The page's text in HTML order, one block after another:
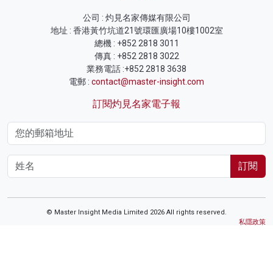
公司 : 灼見名家傳媒有限公司
地址 : 香港黃竹坑道21號環匯廣場10樓1002室
總機 : +852 2818 3011
傳真 : +852 2818 3022
業務電話 :+852 2818 3638
電郵 : contact@master-insight.com
訂閱灼見名家電子報
訂閱
© Master Insight Media Limited 2026 All rights reserved.
私隱政策